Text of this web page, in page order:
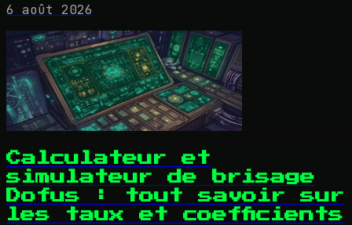
6 août 2026
Calculateur et
simulateur de brisage
Dofus : tout savoir sur
les taux et coefficients